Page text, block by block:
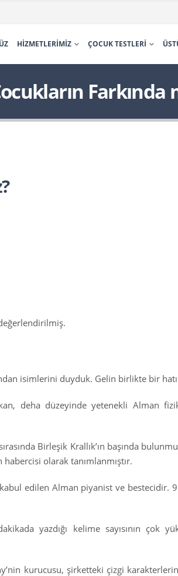
HIZMETLERIMIZ ÇOCUK TESTLERI
Farkında
isimlerini duyduk. Gelin birlikte bir
deha düzeyinde yetenekli Alman
Birleşik Krallık’ın başında
habercisi olarak tanımlanmıştır.
edilen Alman piyanist ve bestecidir.
yazdığı kelime sayısının çok
kurucusu, şirketteki çizgi